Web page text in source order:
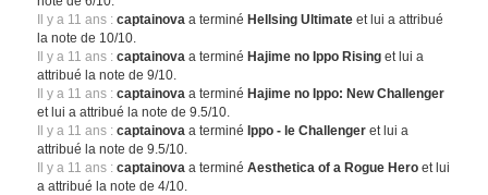
Il y a 11 ans : captainova a terminé Hellsing Ultimate et lui a attribué
la note de 10/10.
Il y a 11 ans : captainova a terminé Hajime no Ippo Rising et lui a
attribué la note de 9/10.
Il y a 11 ans : captainova a terminé Hajime no Ippo: New Challenger
et lui a attribué la note de 9.5/10.
Il y a 11 ans : captainova a terminé Ippo - le Challenger et lui a
attribué la note de 9.5/10.
Il y a 11 ans : captainova a terminéAesthetica of a Rogue Heroet lui
a attribué la note de 4/10.